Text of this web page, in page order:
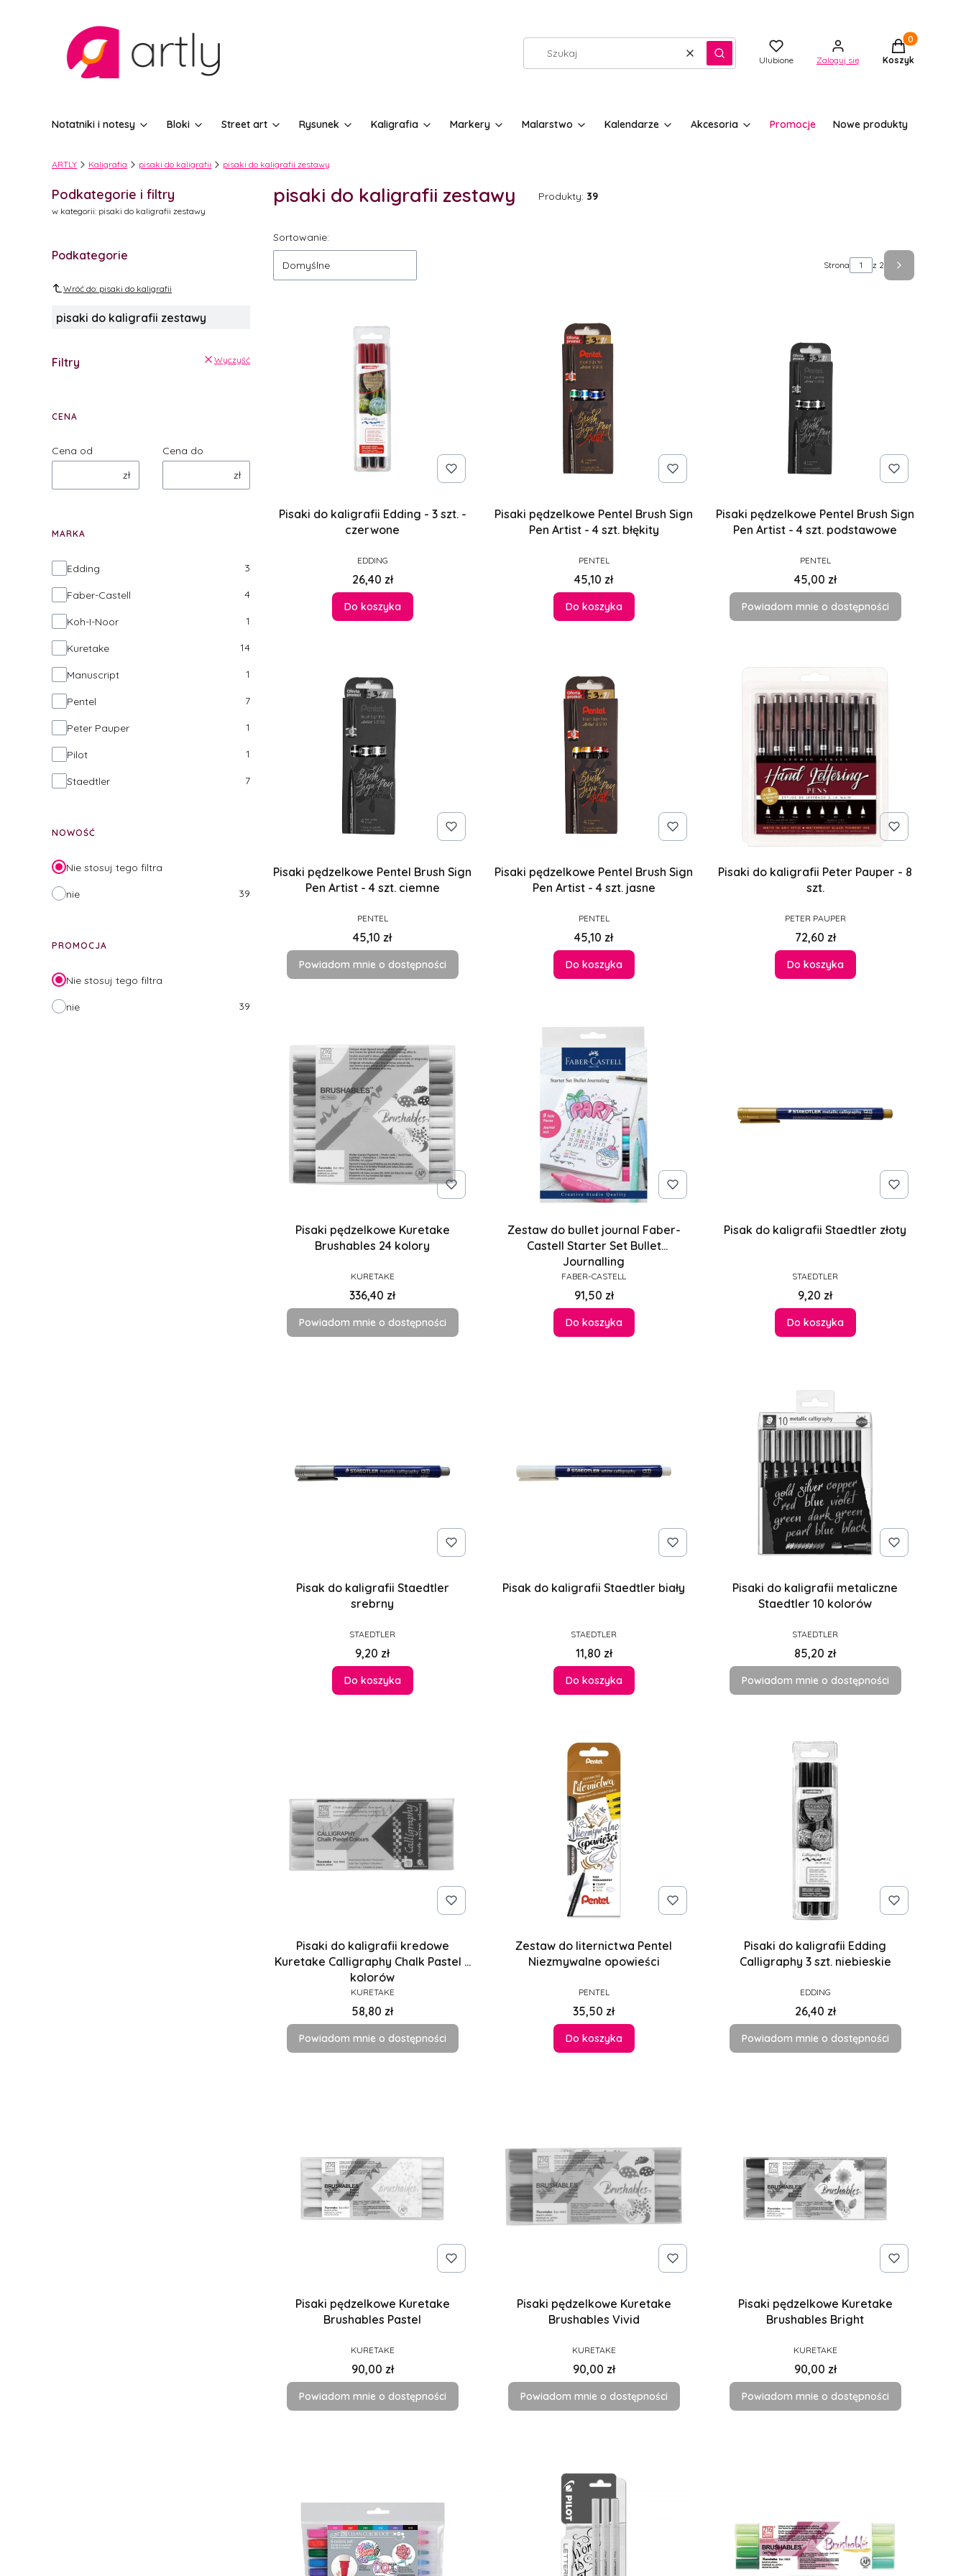
WyczyśćSzukaj Ulubione Zaloguj się
Produkty w
Koszyk
Notatniki i notesy Bloki Street art Rysunek Kaligrafia Markery Malarstwo Kalendarze Akcesoria Promocje Nowe produkty
ARTLY Kaligrafia pisaki do kaligrafii pisaki do kaligrafii zestawy
Podkategorie i filtry
w kategorii: pisaki do kaligrafii zestawy
Podkategorie
Wróć do: pisaki do kaligrafii
pisaki do kaligrafii zestawy
Filtry Wyczyść
CENA
Cena od
zł
Cena do
zł
MARKA
Marka
Edding 3
Faber-Castell 4
Koh-I-Noor 1
Kuretake 14
Manuscript 1
Pentel 7
Peter Pauper 1
Pilot 1
Staedtler 7
NOWOŚĆ
Nie stosuj tego filtra
nie 39
PROMOCJA
Nie stosuj tego filtra
nie 39
pisaki do kaligrafii zestawy Produkty: 39
Lista produktów
Sortowanie:
Domyślne Strona z 2 Następne
Pisaki do kaligrafii Edding - 3 szt. -
czerwone
PRODUCENT
EDDING
Cena
26,40 zł
Do koszyka
Pisaki pędzelkowe Pentel Brush Sign
Pen Artist - 4 szt. błękity
PRODUCENT
PENTEL
Cena
45,10 zł
Do koszyka
Pisaki pędzelkowe Pentel Brush Sign
Pen Artist - 4 szt. podstawowe
PRODUCENT
PENTEL
Cena
45,00 zł
Powiadom mnie o dostępności
Pisaki pędzelkowe Pentel Brush Sign
Pen Artist - 4 szt. ciemne
PRODUCENT
PENTEL
Cena
45,10 zł
Powiadom mnie o dostępności
Pisaki pędzelkowe Pentel Brush Sign
Pen Artist - 4 szt. jasne
PRODUCENT
PENTEL
Cena
45,10 zł
Do koszyka
Pisaki do kaligrafii Peter Pauper - 8
szt.
PRODUCENT
PETER PAUPER
Cena
72,60 zł
Do koszyka
Pisaki pędzelkowe Kuretake
Brushables 24 kolory
PRODUCENT
KURETAKE
Cena
336,40 zł
Powiadom mnie o dostępności
Zestaw do bullet journal Faber-
Castell Starter Set Bullet
Journalling
PRODUCENT
FABER-CASTELL
Cena
91,50 zł
Do koszyka
Pisak do kaligrafii Staedtler złoty
PRODUCENT
STAEDTLER
Cena
9,20 zł
Do koszyka
Pisak do kaligrafii Staedtler
srebrny
PRODUCENT
STAEDTLER
Cena
9,20 zł
Do koszyka
Pisak do kaligrafii Staedtler biały
PRODUCENT
STAEDTLER
Cena
11,80 zł
Do koszyka
Pisaki do kaligrafii metaliczne
Staedtler 10 kolorów
PRODUCENT
STAEDTLER
Cena
85,20 zł
Powiadom mnie o dostępności
Pisaki do kaligrafii kredowe
Kuretake Calligraphy Chalk Pastel 6
kolorów
PRODUCENT
KURETAKE
Cena
58,80 zł
Powiadom mnie o dostępności
Zestaw do liternictwa Pentel
Niezmywalne opowieści
PRODUCENT
PENTEL
Cena
35,50 zł
Do koszyka
Pisaki do kaligrafii Edding
Calligraphy 3 szt. niebieskie
PRODUCENT
EDDING
Cena
26,40 zł
Powiadom mnie o dostępności
Pisaki pędzelkowe Kuretake
Brushables Pastel
PRODUCENT
KURETAKE
Cena
90,00 zł
Powiadom mnie o dostępności
Pisaki pędzelkowe Kuretake
Brushables Vivid
PRODUCENT
KURETAKE
Cena
90,00 zł
Powiadom mnie o dostępności
Pisaki pędzelkowe Kuretake
Brushables Bright
PRODUCENT
KURETAKE
Cena
90,00 zł
Powiadom mnie o dostępności